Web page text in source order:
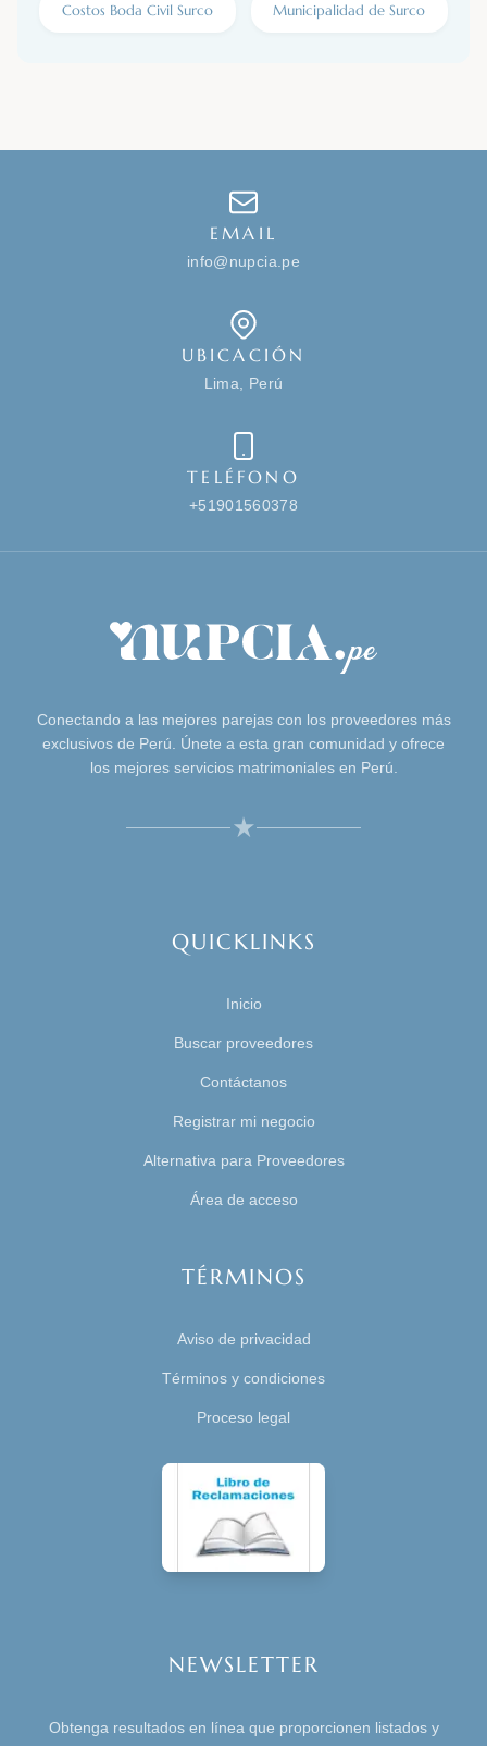
Costos Boda Civil Surco Municipalidad de Surco
EMAIL
info@nupcia.pe
UBICACIÓN
Lima, Perú
TELÉFONO
+51901560378
Conectando a las mejores parejas con los proveedores más
exclusivos de Perú. Únete a esta gran comunidad y ofrece
los mejores servicios matrimoniales en Perú.
QUICKLINKS
Inicio
Buscar proveedores
Contáctanos
Registrar mi negocio
Alternativa para Proveedores
Área de acceso
TÉRMINOS
Aviso de privacidad
Términos y condiciones
Proceso legal
NEWSLETTER
Obtenga resultados en línea que proporcionen listados y